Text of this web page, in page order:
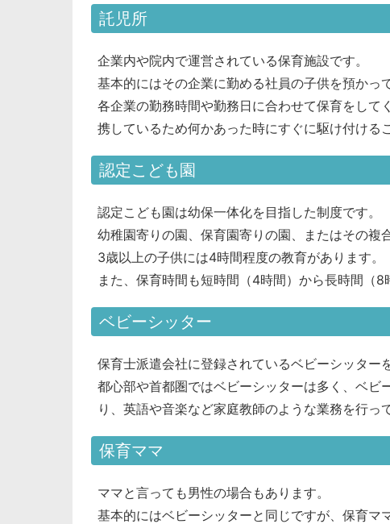
託児所
企業内や院内で運営されている保育施設です。
基本的にはその企業に勤める社員の子供を預かっ
各企業の勤務時間や勤務日に合わせて保育をし
携しているため何かあった時にすぐに駆け付ける
認定こども園
認定こども園は幼保一体化を目指した制度です。
幼稚園寄りの園、保育園寄りの園、またはその複
3歳以上の子供には4時間程度の教育があります。
また、保育時間も短時間（4時間）から長時間（8
ベビーシッター
保育士派遣会社に登録されているベビーシッター
都心部や首都圏ではベビーシッターは多く、ベビ
り、英語や音楽など家庭教師のような業務を行っ
保育ママ
ママと言っても男性の場合もあります。
基本的にはベビーシッターと同じですが、保育マ